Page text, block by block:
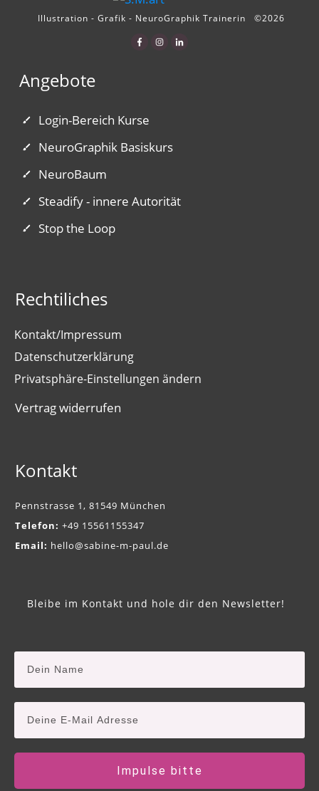
Illustration - Grafik - NeuroGraphik Trainerin ©2026
Angebote
Login-Bereich Kurse
NeuroGraphik Basiskurs
NeuroBaum
Steadify - innere Autorität
Stop the Loop
Rechtiliches
Kontakt/Impressum
Datenschutzerklärung
Privatsphäre-Einstellungen ändern
Vertrag widerrufen
Kontakt
Pennstrasse 1, 81549 München
Telefon: +49 15561155347
Email: hello@sabine-m-paul.de
Bleibe im Kontakt und hole dir den Newsletter!
Impulse bitte